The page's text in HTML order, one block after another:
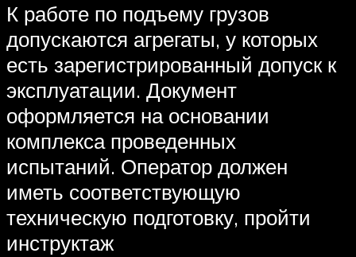
К работе по подъему грузов
допускаются агрегаты, у которых
есть зарегистрированный допуск к
эксплуатации. Документ
оформляется на основании
комплекса проведенных
испытаний. Оператор должен
иметь соответствующую
техническую подготовку, пройти
инструктаж